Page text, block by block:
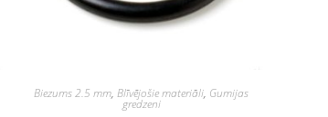
Biezums 2.5 mm,Blīvējošie materiāli, Gumijas
gredzeni